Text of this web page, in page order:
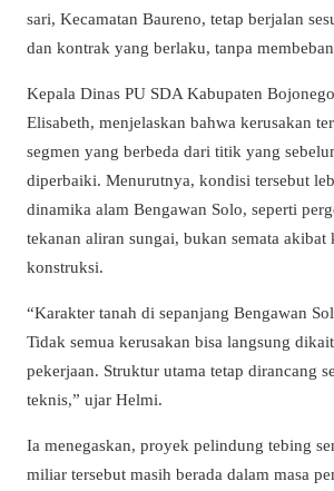
sari, Kecamatan Baureno, tetap berjalan
dan kontrak yang berlaku, tanpa
Kepala Dinas PU SDA Kabupaten
Elisabeth, menjelaskan bahwa kerusakan
segmen yang berbeda dari titik yang
diperbaiki. Menurutnya, kondisi tersebut
dinamika alam Bengawan Solo, seperti
tekanan aliran sungai, bukan semata akibat
konstruksi.
“Karakter tanah di sepanjang Bengawan
Tidak semua kerusakan bisa langsung
pekerjaan. Struktur utama tetap dirancang
teknis,” ujar Helmi.
Ia menegaskan, proyek pelindung tebing
miliar tersebut masih berada dalam masa